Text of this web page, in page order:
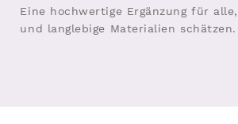
Eine hochwertige Ergänzung für
und langlebige Materialien schätzen.